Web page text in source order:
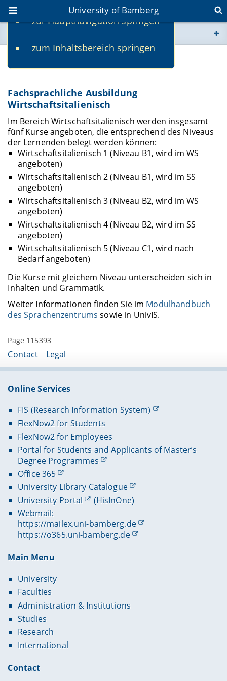
zur Hauptnavigation springen
zum Inhaltsbereich springen
University of Bamberg
www.uni-bamberg.de
fis.uni-bamberg.de
Wirtschaftsitalienisch
Fachsprachliche Ausbildung
Wirtschaftsitalienisch
Im Bereich Wirtschaftsitalienisch werden insgesamt
fünf Kurse angeboten, die entsprechend des Niveaus
der Lernenden belegt werden können:
Wirtschaftsitalienisch 1 (Niveau B1, wird im WS
angeboten)
Wirtschaftsitalienisch 2 (Niveau B1, wird im SS
angeboten)
Wirtschaftsitalienisch 3 (Niveau B2, wird im WS
angeboten)
Wirtschaftsitalienisch 4 (Niveau B2, wird im SS
angeboten)
Wirtschaftsitalienisch 5 (Niveau C1, wird nach
Bedarf angeboten)
Die Kurse mit gleichem Niveau unterscheiden sich in
Inhalten und Grammatik.
Weiter Informationen finden Sie im Modulhandbuch
des Sprachenzentrums sowie in UnivIS.
Page 115393
Contact Legal
Online Services
FIS (Research Information System)
FlexNow2 for Students
FlexNow2 for Employees
Portal for Students and Applicants of Master’s
Degree Programmes
Office 365
University Library Catalogue
University Portal
(HisInOne)
Webmail:
https://mailex.uni-bamberg.de
https://o365.uni-bamberg.de
Main Menu
University
Faculties
Administration & Institutions
Studies
Research
International
Contact